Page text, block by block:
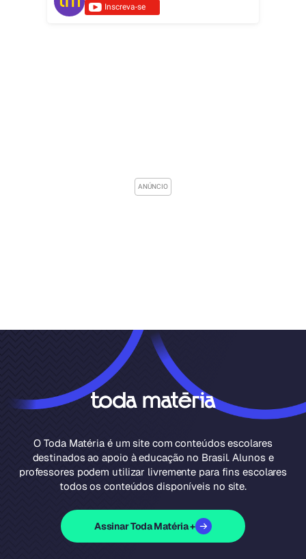
Inscreva-se
O Toda Matéria é um site com conteúdos escolares
destinados ao apoio à educação no Brasil. Alunos e
professores podem utilizar livremente para fins escolares
todos os conteúdos disponíveis no site.
Assinar Toda Matéria +